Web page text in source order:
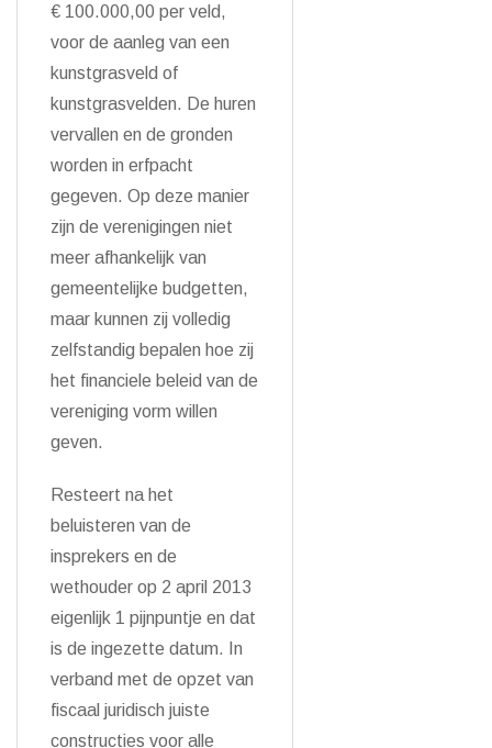
€ 100.000,00 per veld,
voor de aanleg van een
kunstgrasveld of
kunstgrasvelden. De huren
vervallen en de gronden
worden in erfpacht
gegeven. Op deze manier
zijn de verenigingen niet
meer afhankelijk van
gemeentelijke budgetten,
maar kunnen zij volledig
zelfstandig bepalen hoe zij
het financiele beleid van de
vereniging vorm willen
geven.
Resteert na het
beluisteren van de
insprekers en de
wethouder op 2 april 2013
eigenlijk 1 pijnpuntje en dat
is de ingezette datum. In
verband met de opzet van
fiscaal juridisch juiste
constructies voor alle